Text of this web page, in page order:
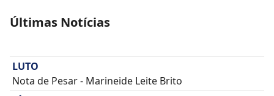
Últimas Notícias
LUTO
Nota de Pesar - Marineide Leite Brito